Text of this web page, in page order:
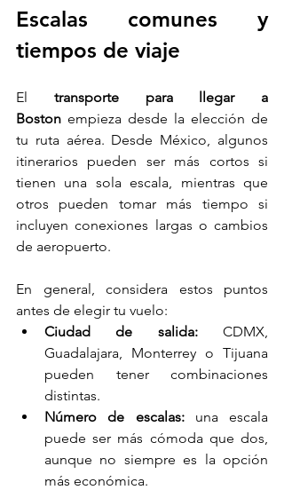
Escalas comunes y
tiempos de viaje
El transporte para llegar a
Boston empieza desde la elección de
tu ruta aérea. Desde México, algunos
itinerarios pueden ser más cortos si
tienen una sola escala, mientras que
otros pueden tomar más tiempo si
incluyen conexiones largas o cambios
de aeropuerto.
En general, considera estos puntos
antes de elegir tu vuelo:
Ciudad de salida: CDMX,
Guadalajara, Monterrey o Tijuana
pueden tener combinaciones
distintas.
Número de escalas: una escala
puede ser más cómoda que dos,
aunque no siempre es la opción
más económica.